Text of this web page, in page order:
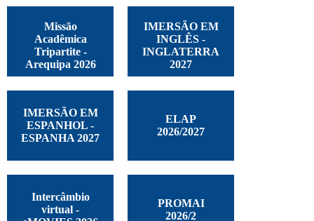
Missão
Acadêmica
Tripartite -
Arequipa 2026
IMERSÃO EM
INGLÊS -
INGLATERRA
2027
IMERSÃO EM
ESPANHOL -
ESPANHA 2027
ELAP
2026/2027
Intercâmbio
virtual -
PROMAI
2026/2